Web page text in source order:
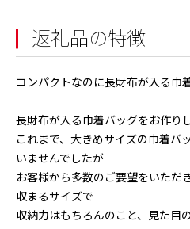
返礼品の特徴
コンパクトなのに長財布が入る巾
長財布が入る巾着バッグをお作り
これまで、大きめサイズの巾着バ
いませんでしたが
お客様から多数のご要望をいただ
収まるサイズで
収納力はもちろんのこと、見た目